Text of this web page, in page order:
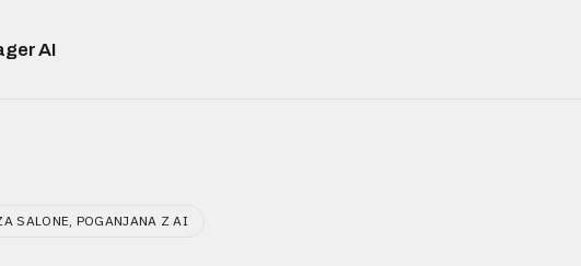
AI
SALONE, POGANJANA Z AI